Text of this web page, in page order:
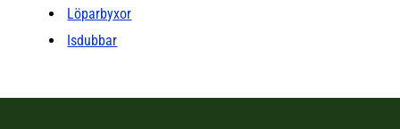
Löparbyxor
Isdubbar